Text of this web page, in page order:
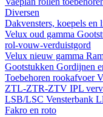
Diversen
Dakvensters, koepels en
Velux oud gamma
rol-vouw-verduistgord
Velux nieuw gamma
Gootstukken Gordijnen
Toebehoren rookafvoer
ZTL-ZTR-ZTV IPL
LSB/LSC Vensterbank
Fakro en roto